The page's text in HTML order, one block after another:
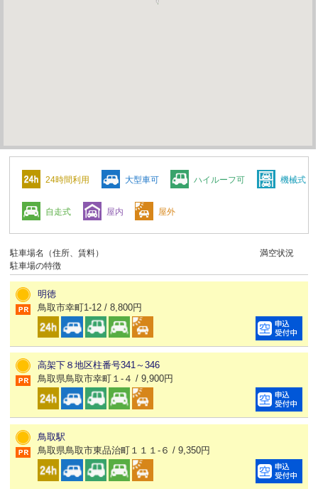
24時間利用 大型車可 ハイルーフ可 機械式
自走式 屋内 屋外
駐車場名（住所、賃料）
駐車場の特徴
満空状況
明徳
鳥取市幸町1-12 / 8,800円
高架下８地区柱番号341～346
鳥取県鳥取市幸町１-４ / 9,900円
鳥取駅
鳥取県鳥取市東品治町１１１-６ / 9,350円